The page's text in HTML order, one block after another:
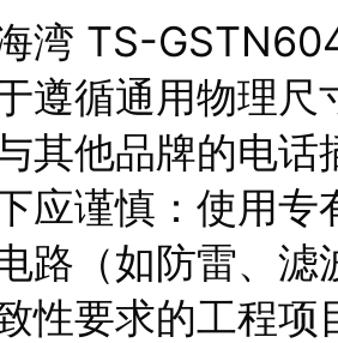
湾 TS-
遵循通用物理
其他品牌的电
应谨慎：使用
路（如防雷、
性要求的工程